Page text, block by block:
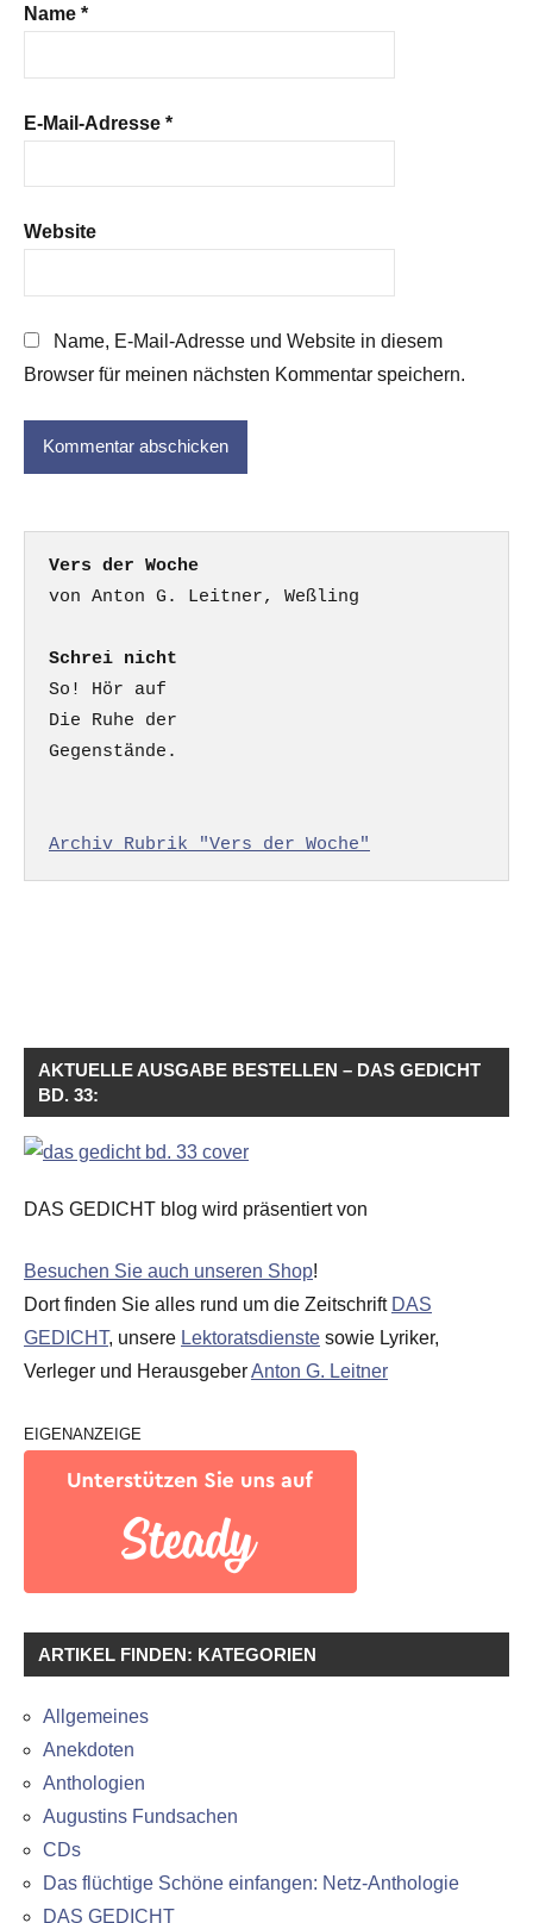
Name *
E-Mail-Adresse *
Website
Name, E-Mail-Adresse und Website in diesem
Browser für meinen nächsten Kommentar speichern.
Vers der Woche
Schrei nicht
So! Hör auf
Die Ruhe der
Gegenstände.
Archiv Rubrik "Vers der Woche"
AKTUELLE AUSGABE BESTELLEN – DAS GEDICHT
BD. 33:
DAS GEDICHT blog wird präsentiert von
Besuchen Sie auch unseren Shop!
Dort finden Sie alles rund um die Zeitschrift DAS
GEDICHT, unsere Lektoratsdienste sowie Lyriker,
Verleger und HerausgeberAnton G. Leitner
EIGENANZEIGE
ARTIKEL FINDEN: KATEGORIEN
Allgemeines
Anekdoten
Anthologien
Augustins Fundsachen
CDs
Das flüchtige Schöne einfangen: Netz-Anthologie
DAS GEDICHT